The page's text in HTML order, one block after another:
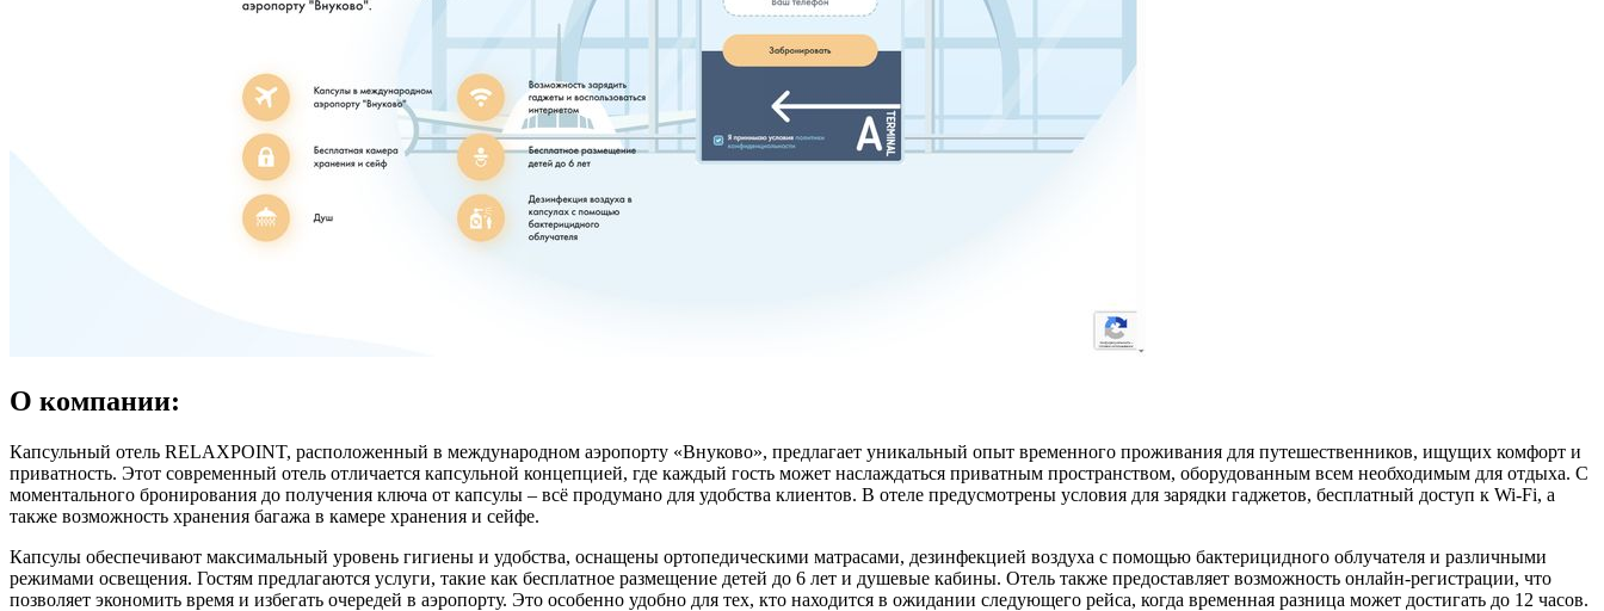
О компании:
Капсульный отель RELAXPOINT, расположенный в международном аэропорту «Внуково», предлагает уникальный опыт временного проживания для путешественников, ищущих комфорт и
приватность. Этот современный отель отличается капсульной концепцией, где каждый гость может наслаждаться приватным пространством, оборудованным всем необходимым для отдыха. С
моментального бронирования до получения ключа от капсулы – всё продумано для удобства клиентов. В отеле предусмотрены условия для зарядки гаджетов, бесплатный доступ к Wi-Fi, а
также возможность хранения багажа в камере хранения и сейфе.
Капсулы обеспечивают максимальный уровень гигиены и удобства, оснащены ортопедическими матрасами, дезинфекцией воздуха с помощью бактерицидного облучателя и различными
режимами освещения. Гостям предлагаются услуги, такие как бесплатное размещение детей до 6 лет и душевые кабины. Отель также предоставляет возможность онлайн-регистрации, что
позволяет экономить время и избегать очередей в аэропорту. Это особенно удобно для тех, кто находится в ожидании следующего рейса, когда временная разница может достигать до 12 часов.